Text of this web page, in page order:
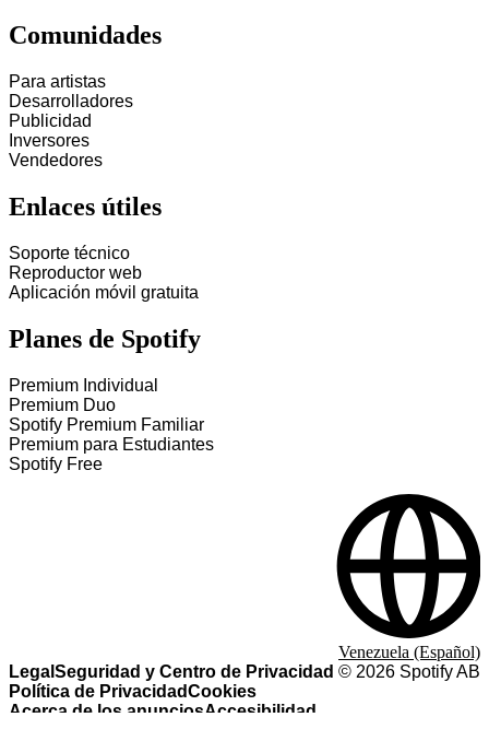
Comunidades
Para artistas
Desarrolladores
Publicidad
Inversores
Vendedores
Enlaces útiles
Soporte técnico
Reproductor web
Aplicación móvil gratuita
Planes de Spotify
Premium Individual
Premium Duo
Spotify Premium Familiar
Premium para Estudiantes
Spotify Free
Legal Seguridad y Centro de Privacidad
Política de PrivacidadCookies
Acerca de los anunciosAccesibilidad
© 2026 Spotify AB
Venezuela (Español)